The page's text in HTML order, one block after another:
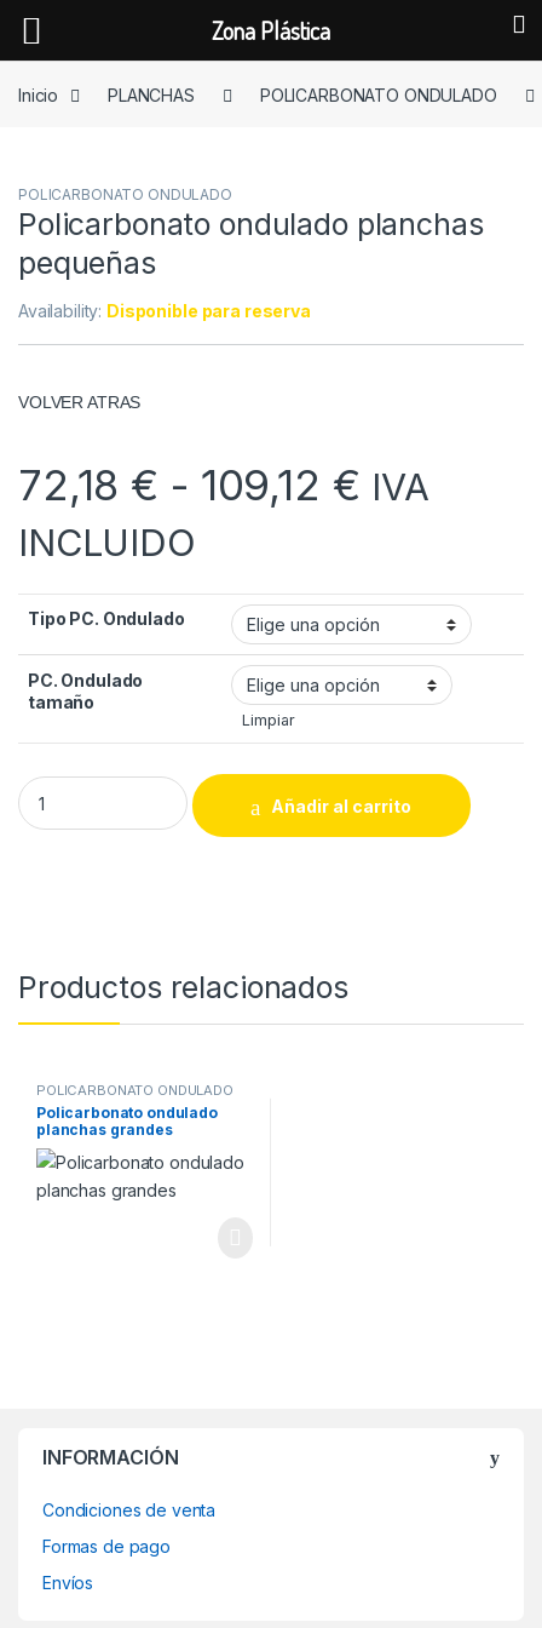
Inicio
PLANCHAS POLICARBONATO ONDULADO
POLICARBONATO ONDULADO
Policarbonato ondulado planchas
pequeñas
Availability: Disponible para reserva
VOLVER ATRAS
72,18 € - 109,12 € Rango
IVA
INCLUIDO
Tipo PC. Ondulado
PC. Ondulado
tamaño
Limpiar
Policarbonato ondulado planchas pequeñas quantity
Añadir al carrito
Productos relacionados
POLICARBONATO ONDULADO
Policarbonato ondulado
planchas grandes
INFORMACIÓN
Condiciones de venta
Formas de pago
Envíos
Zona Plástica